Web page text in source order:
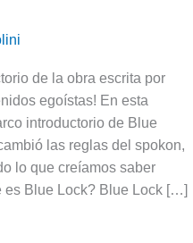
de la obra escrita por
egoístas! En esta
introductorio de Blue
las reglas del spokon,
lo que creíamos saber
es Blue Lock? Blue Lock […]